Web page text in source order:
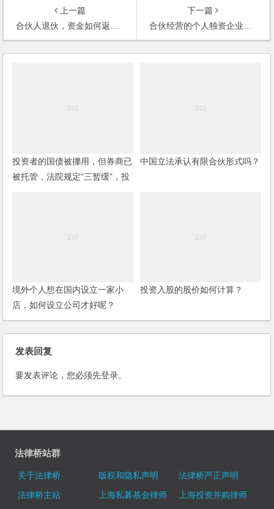
上一篇
合伙人退伙，资金如何返还？
下一篇
合伙经营的个人独资企业，合伙人如何退股？
投资者的国债被挪用，但券商已
被托管，法院规定“三暂缓”，投
中国立法承认有限合伙形式吗？
境外个人想在国内设立一家小
店，如何设立公司才好呢？
投资入股的股价如何计算？
发表回复
要发表评论，您必须先登录。
法律桥站群
关于法律桥 版权和隐私声明
法律桥严正声明
法律桥主站
上海私募基金律师
上海投资并购律师